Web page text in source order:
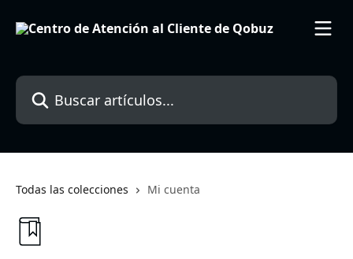
Buscar artículos...
Todas las colecciones Mi cuenta